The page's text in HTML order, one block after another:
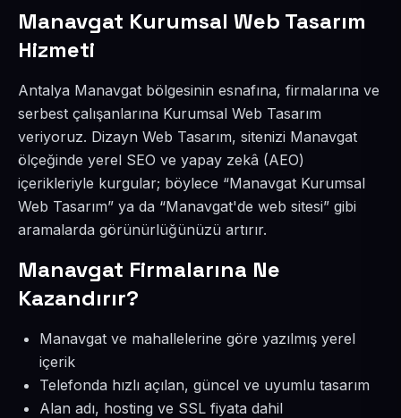
Manavgat Kurumsal Web Tasarım
Hizmeti
Antalya Manavgat bölgesinin esnafına, firmalarına ve
serbest çalışanlarına Kurumsal Web Tasarım
veriyoruz. Dizayn Web Tasarım, sitenizi Manavgat
ölçeğinde yerel SEO ve yapay zekâ (AEO)
içerikleriyle kurgular; böylece “Manavgat Kurumsal
Web Tasarım” ya da “Manavgat'de web sitesi” gibi
aramalarda görünürlüğünüzü artırır.
Manavgat Firmalarına Ne
Kazandırır?
Manavgat ve mahallelerine göre yazılmış yerel
içerik
Telefonda hızlı açılan, güncel ve uyumlu tasarım
Alan adı, hosting ve SSL fiyata dahil